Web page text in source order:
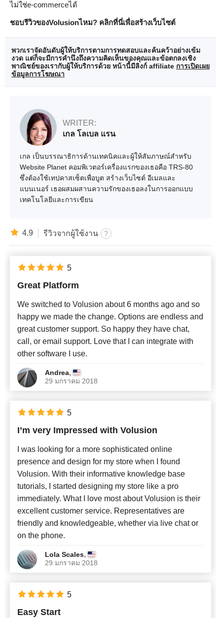
ไม่ใช่e-commerceได้
ชอบรีวิวของVolusionไหม? คลิกที่นี่เพื่อสร้างเว็บไซต์
พวกเราจัดอันดับผู้ให้บริการตามการทดสอบและค้นคว้าอย่างเข้ม
งวด แต่ก็จะมีการคำนึงถึงความคิดเห็นของคุณและข้อตกลงเชิง
พาณิชย์ของเรากับผู้ให้บริการด้วย หน้านี้มีลิงก์ affiliate การเปิดเผย
ข้อมูลการโฆษณา
WRITER:
เกล โลเบล แรน
เกล เป็นบรรณาธิการด้านเทคนิคและผู้ให้สัมภาษณ์สำหรับ
Website Planet คอมพิเวตอร์เครื่องแรกของเธอคือ TRS-80
ซึ่งต้องใช้เทปคาสเซ็ตเพื่อบูต สร้างเว็บไซต์ อีเมลและ
แบนเนอร์ เธอผสมผสานความรักของเธอลงในการออกแบบ
เทคโนโลยีและการเขียน
4.9 รีวิวจากผู้ใช้งาน
Great Platform
We switched to Volusion about 6 months ago and so
happy we made the change. Options are endless and
great customer support. So happy they have chat,
call, or email support. Love that I can integrate with
other software I use.
Andrea,
29 มกราคม 2018
5
I’m very Impressed with Volusion
I was looking for a more sophisticated online
presence and design for my store when I found
Volusion. With their informative knowledge base
tutorials, I started designing my store like a pro
immediately. What I love most about Volusion is their
excellent customer service. Representatives are
friendly and knowledgeable, whether via live chat or
on the phone.
Lola Scales,
29 มกราคม 2018
5
Easy Start
5